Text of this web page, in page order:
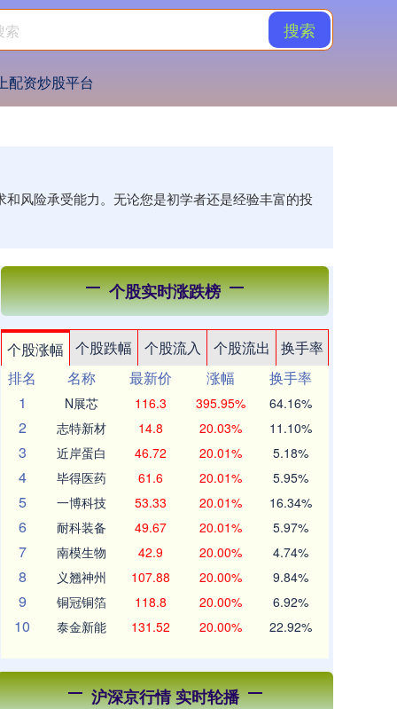
搜索
配资炒股平台
风险承受能力。无论您是初学者还是经验丰富的投
个股实时涨跌榜
个股涨幅 个股跌幅 个股流入 个股流出
换手率
排名
名称 最新价 涨幅
换手率
1
N展芯 116.3 395.95% 64.16%
2 志特新材 14.8 20.03% 11.10%
3 近岸蛋白 46.72 20.01% 5.18%
4 毕得医药 61.6 20.01% 5.95%
5 一博科技 53.33 20.01% 16.34%
6 耐科装备 49.67 20.01% 5.97%
7 南模生物 42.9 20.00% 4.74%
8 义翘神州 107.88 20.00% 9.84%
9 铜冠铜箔 118.8 20.00% 6.92%
10 泰金新能 131.52 20.00% 22.92%
沪深京行情 实时轮播